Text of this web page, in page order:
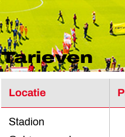
Tarieven
Locatie
Stadion